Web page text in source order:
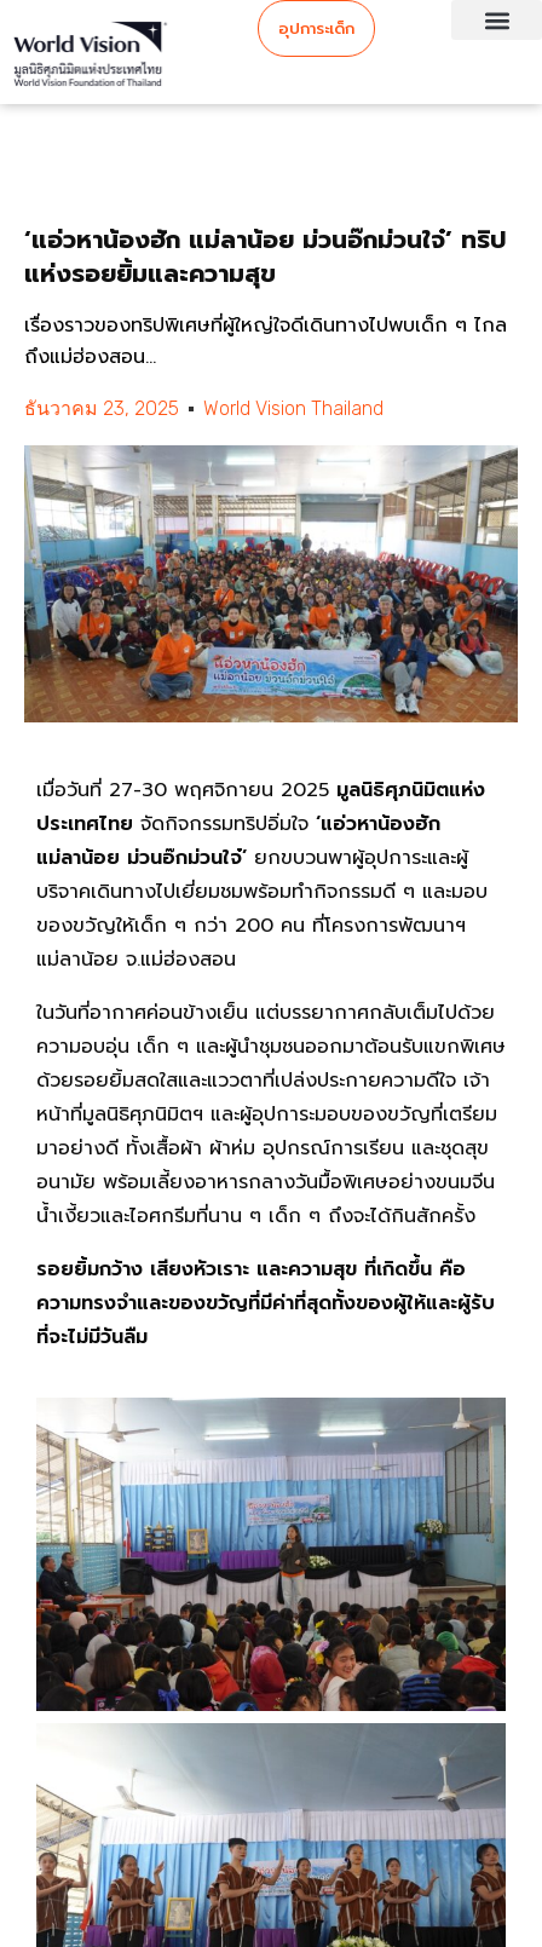
อุปการะเด็ก
‘แอ่วหาน้องฮัก แม่ลาน้อย ม่วนอ๊กม่วนใจ๋’ ทริป
แห่งรอยยิ้มและความสุข
เรื่องราวของทริปพิเศษที่ผู้ใหญ่ใจดีเดินทางไปพบเด็ก ๆ ไกล
ถึงแม่ฮ่องสอน...
ธันวาคม 23, 2025 World Vision Thailand
เมื่อวันที่ 27-30 พฤศจิกายน 2025 มูลนิธิศุภนิมิตแห่ง
ประเทศไทย จัดกิจกรรมทริปอิ่มใจ ‘แอ่วหาน้องฮัก
แม่ลาน้อย ม่วนอ๊กม่วนใจ๋’ ยกขบวนพาผู้อุปการะและผู้
บริจาคเดินทางไปเยี่ยมชมพร้อมทำกิจกรรมดี ๆ และมอบ
ของขวัญให้เด็ก ๆ กว่า 200 คน ที่โครงการพัฒนาฯ
แม่ลาน้อย จ.แม่ฮ่องสอน
ในวันที่อากาศค่อนข้างเย็น แต่บรรยากาศกลับเต็มไปด้วย
ความอบอุ่น เด็ก ๆ และผู้นำชุมชนออกมาต้อนรับแขกพิเศษ
ด้วยรอยยิ้มสดใสและแววตาที่เปล่งประกายความดีใจ เจ้า
หน้าที่มูลนิธิศุภนิมิตฯ และผู้อุปการะมอบของขวัญที่เตรียม
มาอย่างดี ทั้งเสื้อผ้า ผ้าห่ม อุปกรณ์การเรียน และชุดสุข
อนามัย พร้อมเลี้ยงอาหารกลางวันมื้อพิเศษอย่างขนมจีน
น้ำเงี้ยวและไอศกรีมที่นาน ๆ เด็ก ๆ ถึงจะได้กินสักครั้ง
รอยยิ้มกว้าง เสียงหัวเราะ และความสุข ที่เกิดขึ้น คือ
ความทรงจำและของขวัญที่มีค่าที่สุดทั้งของผู้ให้และผู้รับ
ที่จะไม่มีวันลืม